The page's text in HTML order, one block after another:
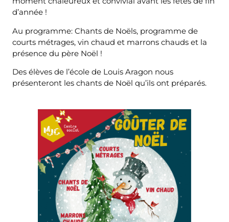
d’année !
Au programme: Chants de Noëls, programme de
courts métrages, vin chaud et marrons chauds et la
présence du père Noël !
Des élèves de l’école de Louis Aragon nous
présenteront les chants de Noël qu’ils ont préparés.